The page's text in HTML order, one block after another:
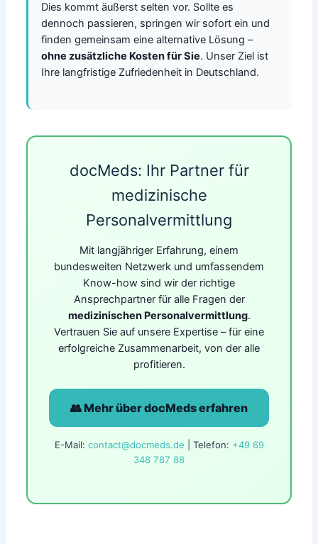
Dies kommt äußerst selten vor. Sollte es
dennoch passieren, springen wir sofort ein und
finden gemeinsam eine alternative Lösung –
ohne zusätzliche Kosten für Sie. Unser Ziel ist
Ihre langfristige Zufriedenheit in Deutschland.
docMeds: Ihr Partner für
medizinische
Personalvermittlung
Mit langjähriger Erfahrung, einem
bundesweiten Netzwerk und umfassendem
Know-how sind wir der richtige
Ansprechpartner für alle Fragen der
medizinischen Personalvermittlung.
Vertrauen Sie auf unsere Expertise – für eine
erfolgreiche Zusammenarbeit, von der alle
profitieren.
👥 Mehr über docMeds erfahren
E-Mail: contact@docmeds.de | Telefon: +49 69
348 787 88